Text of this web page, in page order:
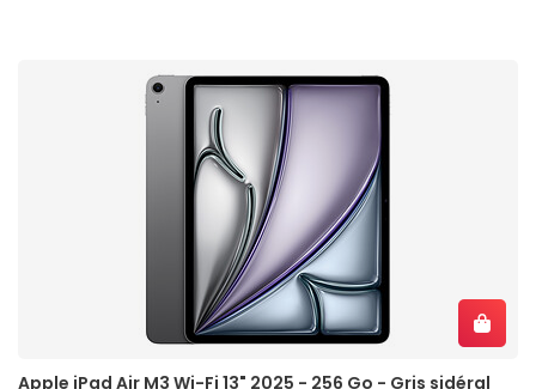
Apple iPad Air M3 Wi-Fi 13" 2025 - 256 Go - Gris sidéral